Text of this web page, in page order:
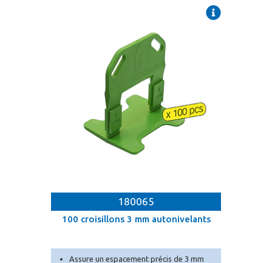
180065
100 croisillons 3 mm autonivelants
Assure un espacement précis de 3 mm